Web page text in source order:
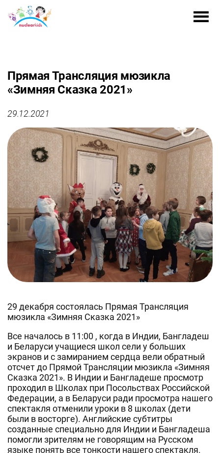
Прямая Трансляция мюзикла
«Зимняя Сказка 2021»
29.12.2021
29 декабря состоялась Прямая Трансляция
мюзикла «Зимняя Сказка 2021»
Все началось в 11:00 , когда в Индии, Бангладеш
и Беларуси учащиеся школ сели у больших
экранов и с замиранием сердца вели обратный
отсчет до Прямой Трансляции мюзикла «Зимняя
Сказка 2021». В Индии и Бангладеше просмотр
проходил в Школах при Посольствах Российской
Федерации, а в Беларуси ради просмотра нашего
спектакля отменили уроки в 8 школах (дети
были в восторге). Английские субтитры
созданные специально для Индии и Бангладеша
помогли зрителям не говорящим на Русском
языке понять все тонкости нашего спектакля.